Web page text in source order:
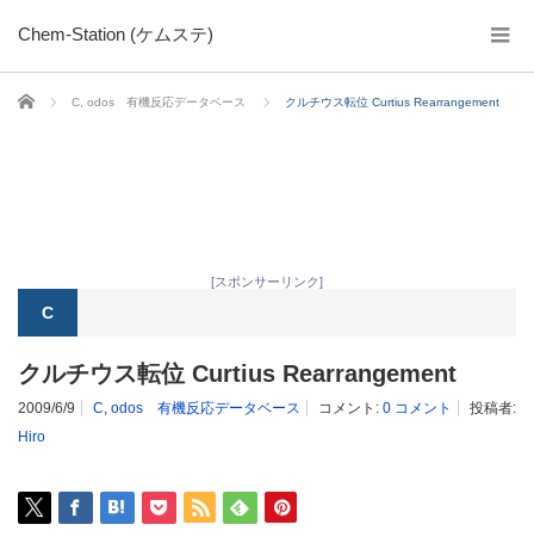
Chem-Station (ケムステ)
ホーム C odos 有機反応データベース クルチウス転位 Curtius Rearrangement
[スポンサーリンク]
C
クルチウス転位 Curtius Rearrangement
2009/6/9 C, odos 有機反応データベース コメント: 0 コメント
投稿者:
Hiro